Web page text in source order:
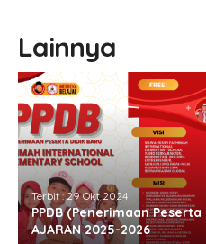
Lainnya
Terbit : 29 Okt 2024
PPDB (Penerimaan Peserta
AJARAN 2025-2026